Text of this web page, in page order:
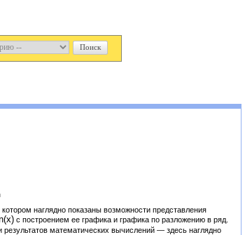
наглядно показаны возможности представления
с построением ее графика и графика по разложению в ряд.
математических вычислений — здесь наглядно